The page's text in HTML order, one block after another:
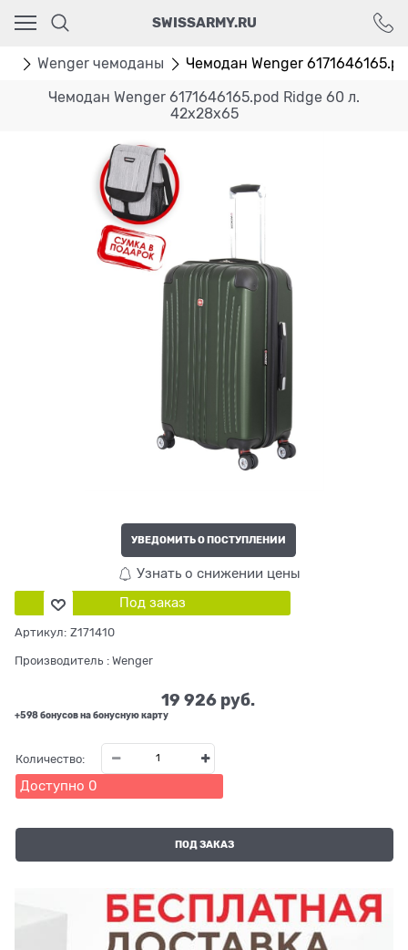
SWISSARMY.RU
Wenger чемоданы Чемодан Wenger
Чемодан Wenger 6171646165.pod Ridge 60 л.
42х28х65
УВЕДОМИТЬ О ПОСТУПЛЕНИИ
Узнать о снижении цены
Под заказ
Артикул: Z171410
Производитель : Wenger
19 926 руб.
+598 бонусов на бонусную карту
Количество:
Доступно 0
ПОД ЗАКАЗ
Ваш город - Москва,
угадали?
ДА НЕТ